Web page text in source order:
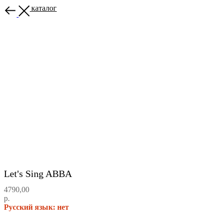
Назад в каталог
Let's Sing ABBA
4790,00
р.
Русский язык: нет